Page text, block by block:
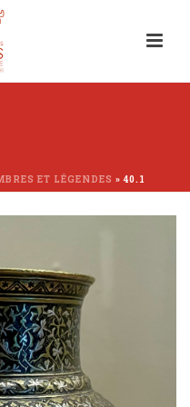
ET LÉGENDES »40.1